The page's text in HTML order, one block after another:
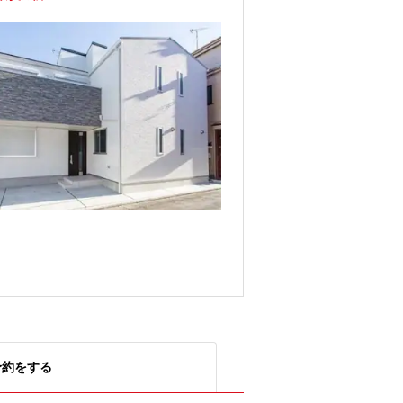
をする